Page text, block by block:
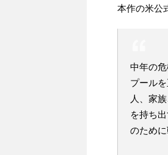
本作の米公
中年の
プール
人、家
を持ち
のため